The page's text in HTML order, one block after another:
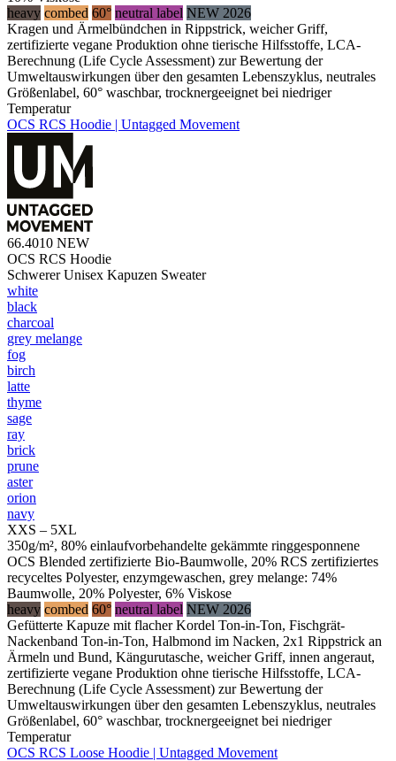
heavy combed 60° neutral label NEW 2026
Kragen und Ärmelbündchen in Rippstrick, weicher Griff,
zertifizierte vegane Produktion ohne tierische Hilfsstoffe, LCA-
Berechnung (Life Cycle Assessment) zur Bewertung der
Umweltauswirkungen über den gesamten Lebenszyklus, neutrales
Größenlabel, 60° waschbar, trocknergeeignet bei niedriger
Temperatur
OCS RCS Hoodie | Untagged Movement
66.4010 NEW
OCS RCS Hoodie
Schwerer Unisex Kapuzen Sweater
white
black
charcoal
grey melange
fog
birch
latte
thyme
sage
ray
brick
prune
aster
orion
navy
XXS – 5XL
350g/m², 80% einlaufvorbehandelte gekämmte ringgesponnene
OCS Blended zertifizierte Bio-Baumwolle, 20% RCS zertifiziertes
recyceltes Polyester, enzymgewaschen, grey melange: 74%
Baumwolle, 20% Polyester, 6% Viskose
heavy combed 60° neutral label NEW 2026
Gefütterte Kapuze mit flacher Kordel Ton-in-Ton, Fischgrät-
Nackenband Ton-in-Ton, Halbmond im Nacken, 2x1 Rippstrick an
Ärmeln und Bund, Kängurutasche, weicher Griff, innen angeraut,
zertifizierte vegane Produktion ohne tierische Hilfsstoffe, LCA-
Berechnung (Life Cycle Assessment) zur Bewertung der
Umweltauswirkungen über den gesamten Lebenszyklus, neutrales
Größenlabel, 60° waschbar, trocknergeeignet bei niedriger
Temperatur
OCS RCS Loose Hoodie | Untagged Movement